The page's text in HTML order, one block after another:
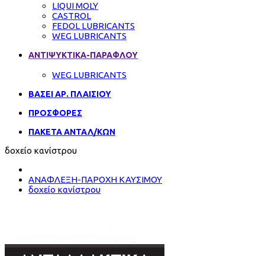
LIQUI MOLY
CASTROL
FEDOL LUBRICANTS
WEG LUBRICANTS
ΑΝΤΙΨΥΚΤΙΚΑ-ΠΑΡΑΦΛΟΥ
WEG LUBRICANTS
ΒΑΣΕΙ ΑΡ. ΠΛΑΙΣΙΟΥ
ΠΡΟΣΦΟΡΕΣ
ΠΑΚΕΤΑ ΑΝΤΑΛ/ΚΩΝ
δοχείο κανίστρου
ΑΝΑΦΛΕΞΗ-ΠΑΡΟΧΗ ΚΑΥΣΙΜΟΥ
δοχείο κανίστρου